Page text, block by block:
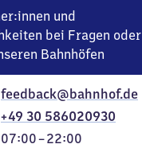
und
bei Fragen oder
Bahnhöfen
feedback@bahnhof.de
+49 30 586020930
07:00–22:00
Von